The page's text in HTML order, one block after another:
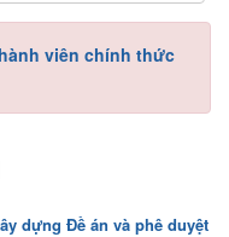
viên chính thức
dựng Đề án và phê duyệt